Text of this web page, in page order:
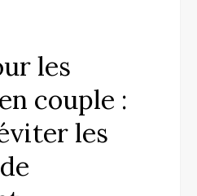
les
couple :
les